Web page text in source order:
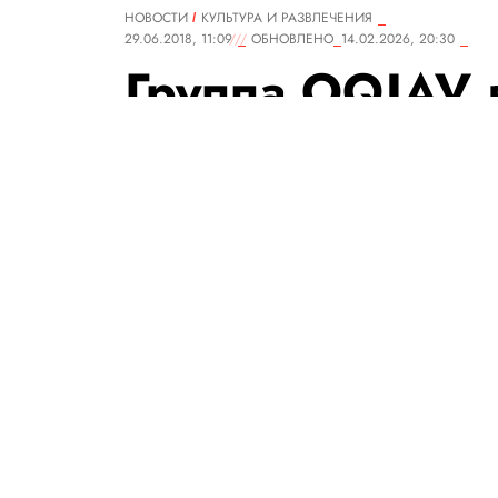
НОВОСТИ
КУЛЬТУРА И РАЗВЛЕЧЕНИЯ
29.06.2018, 11:09
ОБНОВЛЕНО 14.02.2026, 20:30
Группа